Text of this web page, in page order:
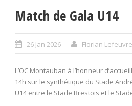
Match de Gala U14
26 Jan 2026 Florian Lefeuvre
L’OC Montauban à l’honneur
14h sur le synthétique du Stade
U14 entre le Stade Brestois et le